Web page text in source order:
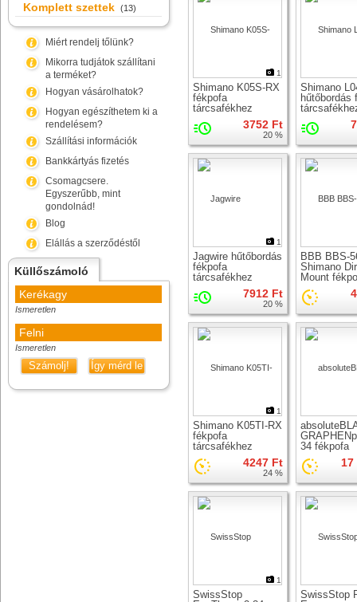
Komplett szettek (13)
Miért rendelj tőlünk?
Mikorra tudjátok szállítani
a terméket?
Hogyan vásárolhatok?
Hogyan egészíthetem ki a
rendelésem?
Szállítási információk
Bankkártyás fizetés
Csomagcsere.
Egyszerűbb, mint
gondolnád!
Blog
Elállás a szerződéstől
Küllőszámoló
Kerékagy
Ismeretlen
Felni
Ismeretlen
Számolj! Így mérd le
1
Shimano K05S-RX
fékpofa
tárcsafékhez
3752 Ft
20 %
Shimano
hűtőbordás
1
Jagwire hűtőbordás
fékpofa
tárcsafékhez
Shimano Dura Ace,
Ultegra, GRX7912 Ft
20 %
BBB BBS-
Shimano
Mount
1
Shimano K05TI-RX
fékpofa
tárcsafékhez
4247 Ft
24 %
34 fékpofa
17
1
SwissStop
SwissStop